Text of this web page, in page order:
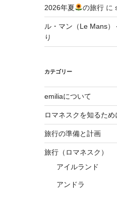
2026年夏 の旅行に
ル・マン（Le Mans）
り
カテゴリー
emiliaについて
ロマネスクを知るため
旅行の準備と計画
旅行（ロマネスク）
アイルランド
アンドラ